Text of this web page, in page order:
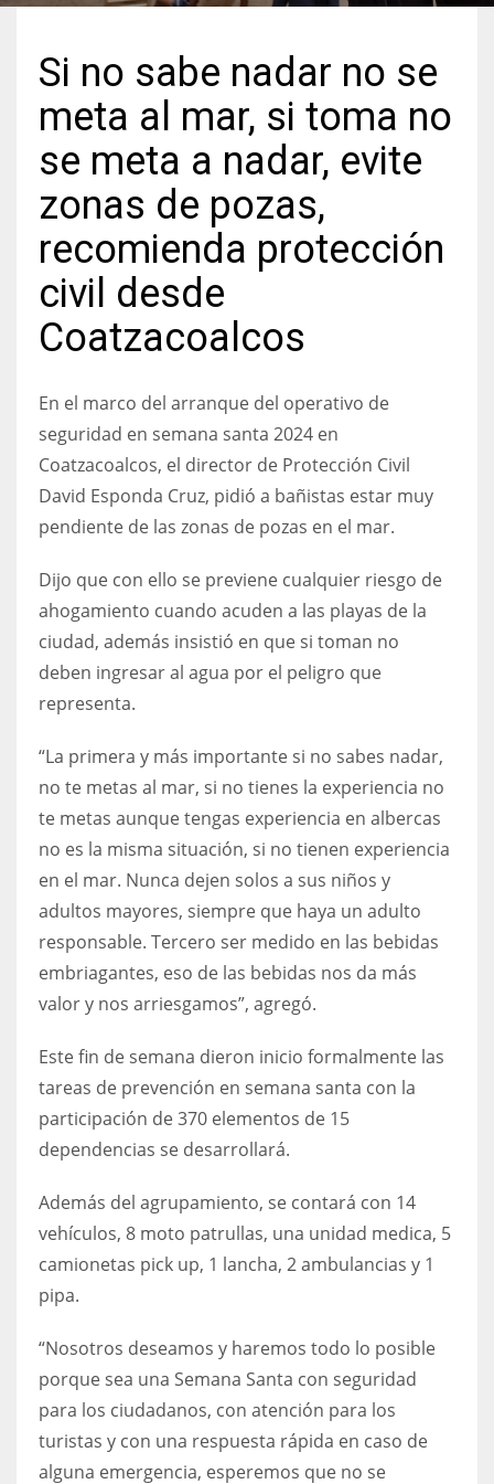
Si no sabe nadar no se
meta al mar, si toma no
se meta a nadar, evite
zonas de pozas,
recomienda protección
civil desde
Coatzacoalcos
En el marco del arranque del operativo de
seguridad en semana santa 2024 en
Coatzacoalcos, el director de Protección Civil
David Esponda Cruz, pidió a bañistas estar muy
pendiente de las zonas de pozas en el mar.
Dijo que con ello se previene cualquier riesgo de
ahogamiento cuando acuden a las playas de la
ciudad, además insistió en que si toman no
deben ingresar al agua por el peligro que
representa.
“La primera y más importante si no sabes nadar,
no te metas al mar, si no tienes la experiencia no
te metas aunque tengas experiencia en albercas
no es la misma situación, si no tienen experiencia
en el mar. Nunca dejen solos a sus niños y
adultos mayores, siempre que haya un adulto
responsable. Tercero ser medido en las bebidas
embriagantes, eso de las bebidas nos da más
valor y nos arriesgamos”, agregó.
Este fin de semana dieron inicio formalmente las
tareas de prevención en semana santa con la
participación de 370 elementos de 15
dependencias se desarrollará.
Además del agrupamiento, se contará con 14
vehículos, 8 moto patrullas, una unidad medica, 5
camionetas pick up, 1 lancha, 2 ambulancias y 1
pipa.
“Nosotros deseamos y haremos todo lo posible
porque sea una Semana Santa con seguridad
para los ciudadanos, con atención para los
turistas y con una respuesta rápida en caso de
alguna emergencia, esperemos que no se